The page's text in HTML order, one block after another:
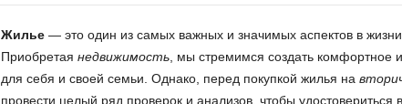
Жилье— это один из самых важных и значимых аспектов в жизни
Приобретая недвижимость, мы стремимся создать комфортное
для себя и своей семьи. Однако, перед покупкой жилья на
провести целый ряд проверок и анализов, чтобы удостовериться